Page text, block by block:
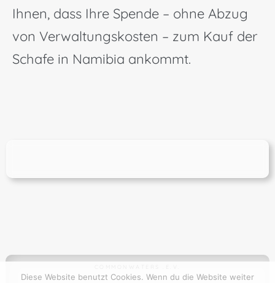
Ihnen, dass Ihre Spende – ohne Abzug
von Verwaltungskosten – zum Kauf der
Schafe in Namibia ankommt.
Diese Website benutzt Cookies. Wenn du die Website weiter